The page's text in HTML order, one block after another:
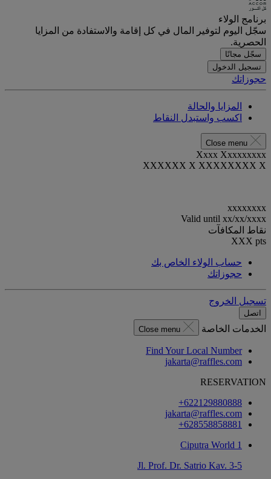
برنامج الولاء
سجّل اليوم لتوفير المال في كل إقامة والاستفادة من المزايا
الحصرية.
سجّل مجانًا
تسجيل الدخول
حجوزاتك
المزايا والحالة
اكسب واستبدل النقاط
Close menu
Xxxx Xxxxxxxxx
XXXXXX X XXXXXXXX X
xxxxxxxx
Valid until xx/xx/xxxx
نقاط المكافآت
XXX pts
حساب الولاء الخاص بك
حجوزاتك
تسجيل الخروج
اتصل
الخدمات الخاصة Close menu
Find Your Local Number
jakarta@raffles.com
RESERVATION
‎+622129880888
jakarta@raffles.com
‎+628558858881
Ciputra World 1
Jl. Prof. Dr. Satrio Kav. 3-5